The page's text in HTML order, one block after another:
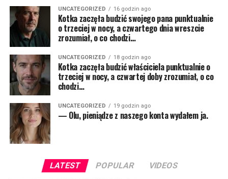
UNCATEGORIZED 16 godzin ago
Kotka zaczęła budzić swojego pana punktualnie
o trzeciej w nocy, a czwartego dnia wreszcie
zrozumiał, o co chodzi…
UNCATEGORIZED 18 godzin ago
Kotka zaczęła budzić właściciela punktualnie o
trzeciej w nocy, a czwartej doby zrozumiał, o co
chodzi…
UNCATEGORIZED 19 godzin ago
— Olu, pieniądze z naszego konta wydałem ja.
LATEST POPULAR VIDEOS